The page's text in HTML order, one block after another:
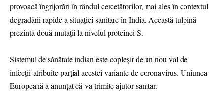
provoacă îngrijorări în rândul cercetătorilor, mai ales în contextul
degradării rapide a situaţiei sanitare în India. Această tulpină
prezintă două mutații la nivelul proteinei S.
Sistemul de sănătate indian este copleşit de un nou val de
infecţii atribuite parţial acestei variante de coronavirus. Uniunea
Europeană a anunțat că va trimite ajutor sanitar.